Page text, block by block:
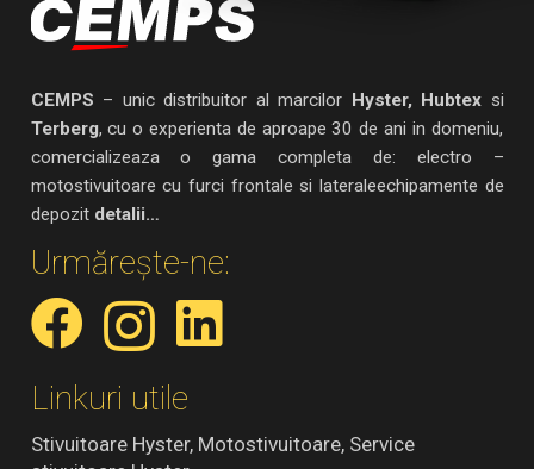
CEMPS – unic distribuitor al marcilor Hyster, Hubtex si
Terberg, cu o experienta de aproape 30 de ani in domeniu,
comercializeaza o gama completa de: electro –
motostivuitoare cu furci frontale si lateraleechipamente de
depozit detalii…
Urmărește-ne:
Linkuri utile
Stivuitoare Hyster, Motostivuitoare, Service